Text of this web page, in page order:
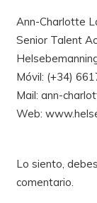
Ann-Charlotte
Senior Talent
Móvil: (+34)
Mail: ann-
Web:
Lo siento,
comentario.